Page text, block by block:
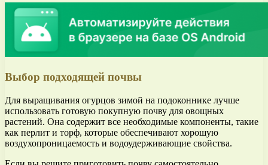
Выбор подходящей почвы
Для выращивания огурцов зимой на подоконнике лучше
использовать готовую покупную почву для овощных
растений. Она содержит все необходимые компоненты, такие
как перлит и торф, которые обеспечивают хорошую
воздухопроницаемость и водоудерживающие свойства.